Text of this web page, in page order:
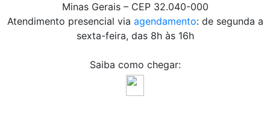
Minas Gerais – CEP 32.040-000
Atendimento presencial via agendamento: de segunda a
sexta-feira, das 8h às 16h
Saiba como chegar: